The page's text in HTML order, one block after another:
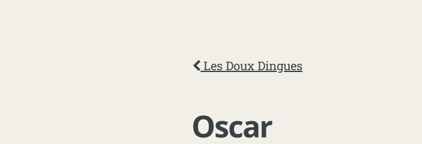
Les Doux Dingues
Oscar